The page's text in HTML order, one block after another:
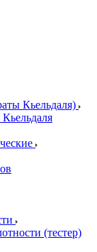
Кьельдаля)
(тестер)